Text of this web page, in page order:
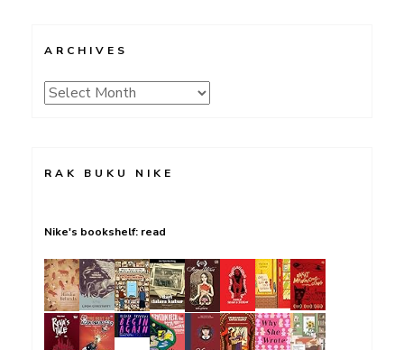
ARCHIVES
Archives
RAK BUKU NIKE
Nike's bookshelf: read